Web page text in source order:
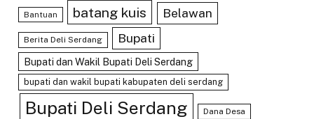
Bantuan batang kuis Belawan
Berita Deli Serdang Bupati
Bupati dan Wakil Bupati Deli Serdang
bupati dan wakil bupati kabupaten deli serdang
Bupati Deli Serdang Dana Desa